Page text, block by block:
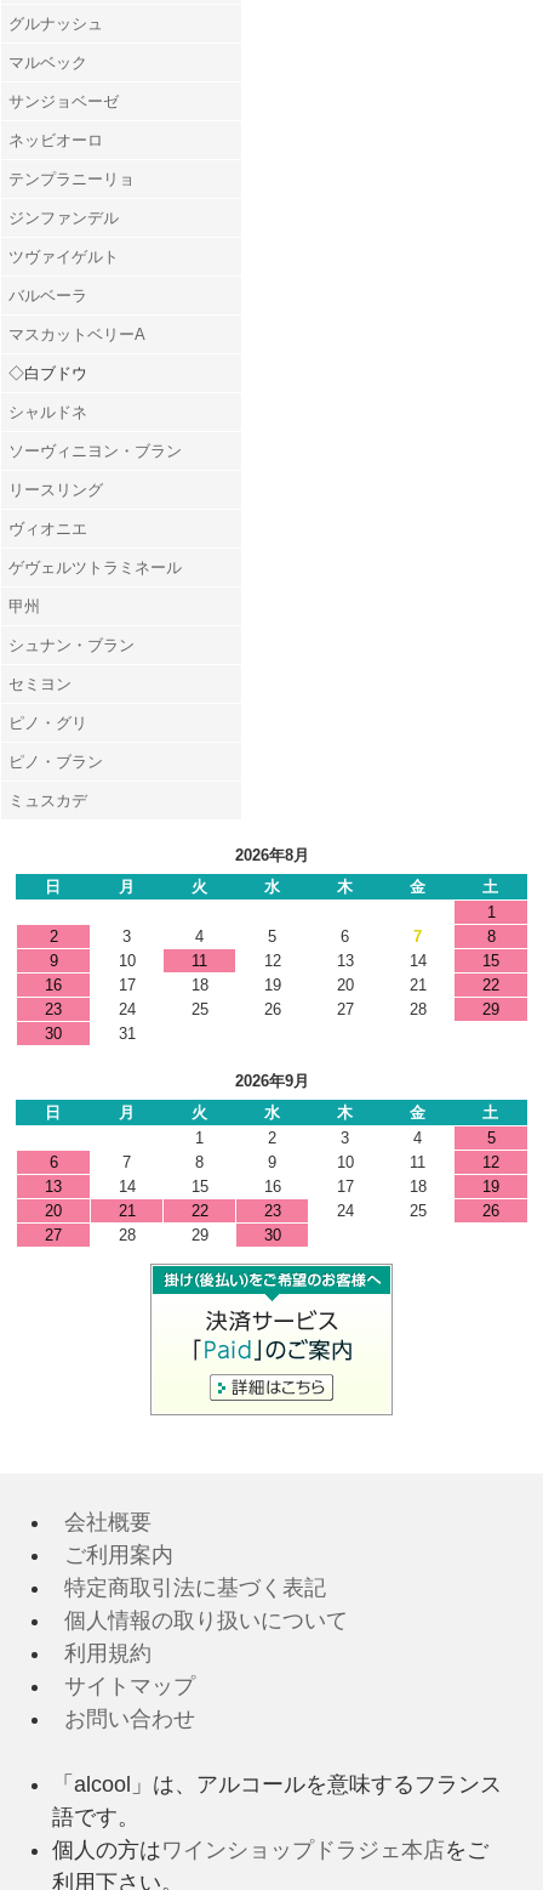
グルナッシュ
マルベック
サンジョベーゼ
ネッビオーロ
テンプラニーリョ
ジンファンデル
ツヴァイゲルト
バルベーラ
マスカットベリーA
◇白ブドウ
シャルドネ
ソーヴィニヨン・ブラン
リースリング
ヴィオニエ
ゲヴェルツトラミネール
甲州
シュナン・ブラン
セミヨン
ピノ・グリ
ピノ・ブラン
ミュスカデ
2026年8月
日
月 火 水 木 金
土
1
2
3 4 5 6 7
8
9
10 11 12 13 14
15
16
17 18 19 20 21
22
23
24 25 26 27 28
29
30
31
2026年9月
日
月 火 水 木 金
土
1
2 3 4
5
6
7 8 9 10 11
12
13
14 15 16 17 18
19
20
21 22 23 24 25
26
27
28 29 30
会社概要
ご利用案内
特定商取引法に基づく表記
個人情報の取り扱いについて
利用規約
サイトマップ
お問い合わせ
「alcool」は、アルコールを意味するフランス
語です。
個人の方はワインショップドラジェ本店をご
利用下さい。